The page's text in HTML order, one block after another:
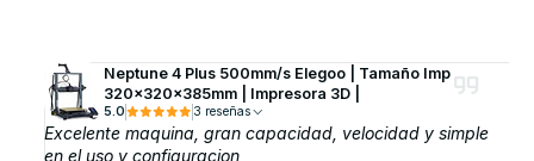
Neptune 4 Plus 500mm/s Elegoo | Tamaño Imp
320x320x385mm | Impresora 3D |
5.0 3 reseñas
Excelente maquina, gran capacidad, velocidad y simple
en el uso y configuracion